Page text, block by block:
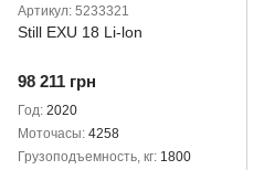
Артикул: 5233321
Still EXU 18 Li-lon
98 211 грн
Год 2020
Моточасы 4258
Грузоподъемность, кг 1800